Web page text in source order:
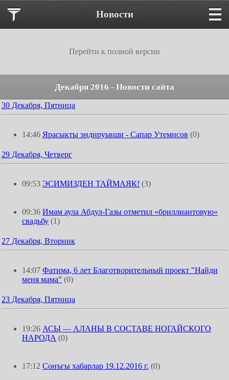
Новости
Перейти к полной версии
Декабря 2016 - Новости сайта
30 Декабря, Пятница
14:46 Ярасыкты эндируьвши - Сапар Утемисов (0)
29 Декабря, Четверг
09:53 ЭСИМИЗДЕН ТАЙМАЯК! (3)
09:36 Имам аула Абдул-Газы отметил «бриллиантовую»
свадьбу (1)
27 Декабря, Вторник
14:07 Фатима, 6 лет Благотворительный проект "Найди
меня мама" (0)
23 Декабря, Пятница
19:26 АСЫ — АЛАНЫ В СОСТАВЕ НОГАЙСКОГО
НАРОДА (0)
17:12 Сонъгы хабарлар 19.12.2016 г. (0)